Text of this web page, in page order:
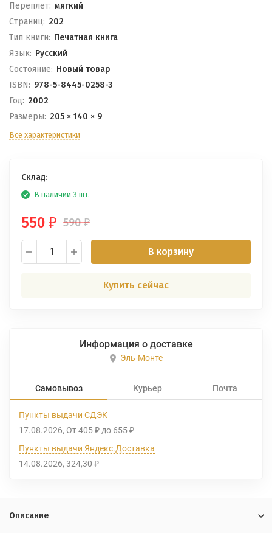
Переплет: мягкий
Cтраниц: 202
Тип книги: Печатная книга
Язык: Русский
Состояние: Новый товар
ISBN: 978-5-8445-0258-3
Год: 2002
Размеры: 205 × 140 × 9
Все характеристики
Склад:
В наличии 3 шт.
550 ₽ 590₽
В корзину
Купить сейчас
Информация о доставке
Эль-Монте
Самовывоз Курьер Почта
Пункты выдачи СДЭК
17.08.2026 От 405 ₽ до 655 ₽
Пункты выдачи Яндекс.Доставка
14.08.2026 324,30 ₽
Описание